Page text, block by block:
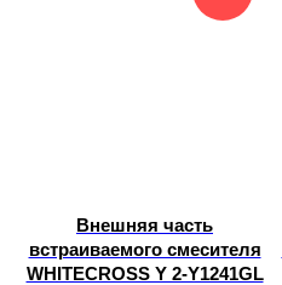
Внешняя часть
встраиваемого смесителя
WHITECROSS Y 2-Y1241GL